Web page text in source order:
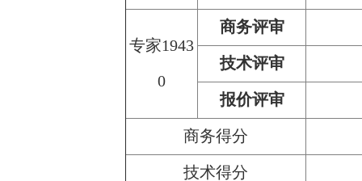
专家1943
0
商务评审
技术评审
报价评审
商务得分
技术得分